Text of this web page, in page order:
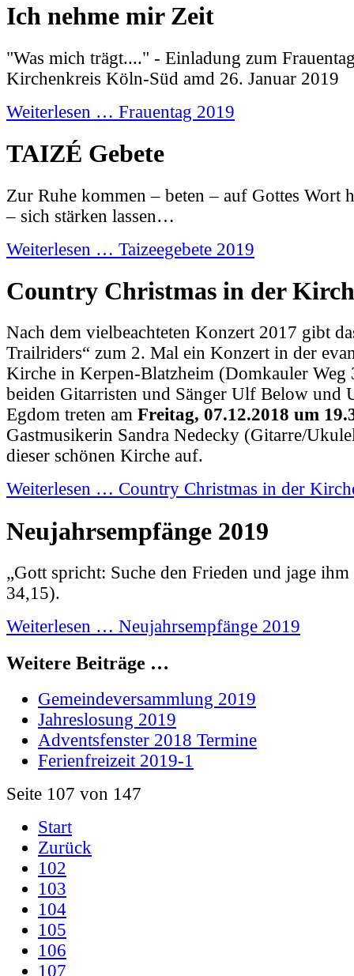
Ich nehme mir Zeit
"Was mich trägt...." - Einladung zum
Kirchenkreis Köln-Süd amd 26. Januar 2019
Weiterlesen … Frauentag 2019
TAIZÉ Gebete
Zur Ruhe kommen – beten – auf Gottes Wort
– sich stärken lassen…
Weiterlesen … Taizeegebete 2019
Country Christmas in der
Nach dem vielbeachteten Konzert 2017 gibt
Trailriders“ zum 2. Mal ein Konzert in der
Kirche in Kerpen-Blatzheim (Domkauler Weg
beiden Gitarristen und Sänger Ulf Below und
Egdom treten am Freitag, 07.12.2018 um
Gastmusikerin Sandra Nedecky (Gitarre/
dieser schönen Kirche auf.
Weiterlesen … Country Christmas in der
Neujahrsempfänge 2019
„Gott spricht: Suche den Frieden und jage ihm
34,15).
Weiterlesen … Neujahrsempfänge 2019
Weitere Beiträge …
Gemeindeversammlung 2019
Jahreslosung 2019
Adventsfenster 2018 Termine
Ferienfreizeit 2019-1
Seite 107 von 147
Start
Zurück
102
103
104
105
106
107